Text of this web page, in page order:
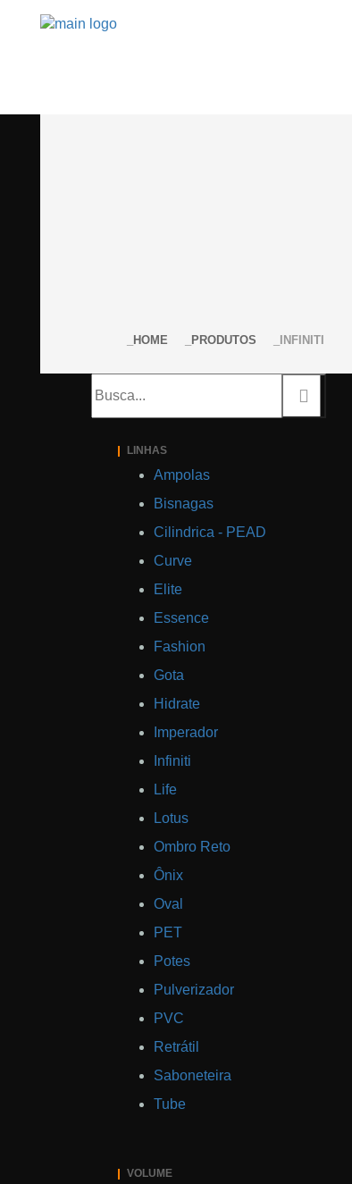
HOME PRODUTOS INFINITI
LINHAS
Ampolas
Bisnagas
Cilindrica - PEAD
Curve
Elite
Essence
Fashion
Gota
Hidrate
Imperador
Infiniti
Life
Lotus
Ombro Reto
Ônix
Oval
PET
Potes
Pulverizador
PVC
Retrátil
Saboneteira
Tube
VOLUME